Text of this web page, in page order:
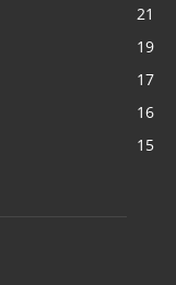
21
19
17
16
15